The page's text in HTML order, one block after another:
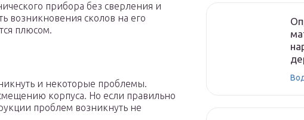
прибора без сверления и
возникновения сколов на его
плюсом.
и некоторые проблемы.
корпуса. Но если правильно
проблем возникнуть не